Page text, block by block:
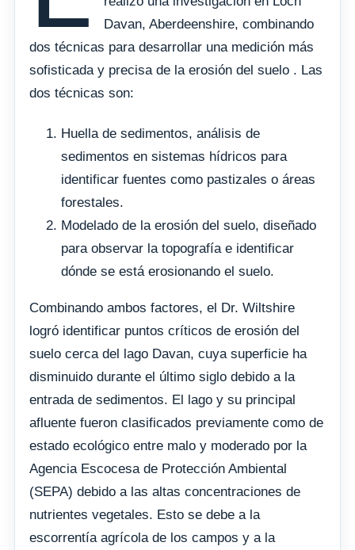
Davan, Aberdeenshire, combinando
dos técnicas para desarrollar una medición más
sofisticada y precisa de la erosión del suelo . Las
dos técnicas son:
Huella de sedimentos, análisis de
sedimentos en sistemas hídricos para
identificar fuentes como pastizales o áreas
forestales.
Modelado de la erosión del suelo, diseñado
para observar la topografía e identificar
dónde se está erosionando el suelo.
Combinando ambos factores, el Dr. Wiltshire
logró identificar puntos críticos de erosión del
suelo cerca del lago Davan, cuya superficie ha
disminuido durante el último siglo debido a la
entrada de sedimentos. El lago y su principal
afluente fueron clasificados previamente como de
estado ecológico entre malo y moderado por la
Agencia Escocesa de Protección Ambiental
(SEPA) debido a las altas concentraciones de
nutrientes vegetales. Esto se debe a la
escorrentía agrícola de los campos y a la